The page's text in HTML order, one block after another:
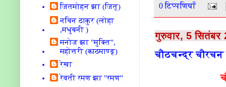
0 टिप्पणियाँ
गुरुवार, 5 सितंबर
चौठचन्द्र
जितमोहन झा (जितू)
नविन ठाकुर (लोहा
,मधुबनी )
मनोज झा "मुक्ति",
महोत्तरी (काठमाण्डू)
रेखा
रेवती रमण झा "रमण"